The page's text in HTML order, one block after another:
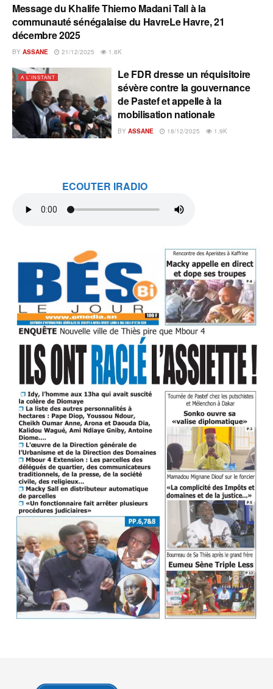
A L'INSTANT
Message du Khalife Thierno Madani Tall à la
communauté sénégalaise du HavreLe Havre, 21
décembre 2025
BY ASSANE 21/12/2025 1.8K
A L'INSTANT
Le FDR dresse un réquisitoire
sévère contre la gouvernance
de Pastef et appelle à la
mobilisation nationale
BY ASSANE 18/12/2025 1.9K
ECOUTER IRADIO